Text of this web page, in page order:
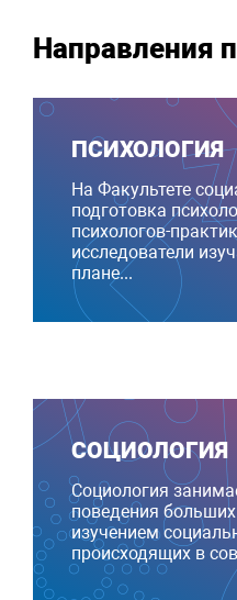
Направления
ПСИХОЛОГИЯ
На Факультете
подготовка
психологов-
исследователи
плане...
СОЦИОЛОГИЯ
Социология
поведения
изучением
происходящих в